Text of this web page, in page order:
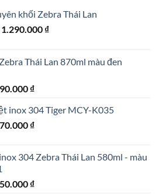
khối Zebra Thái Lan
Giá
1.890.000 ₫.
1.290.000 ₫Giá
là:
Thái Lan 870ml màu đen
₫.
₫Giá
tại
là:
inox 304 Tiger MCY-K035
₫.
₫Giá
là:
304 Zebra Thái Lan 580ml - màu
₫Giá